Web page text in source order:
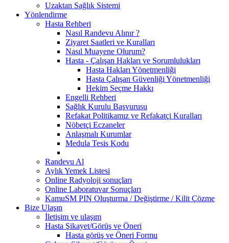
Uzaktan Sağlık Sistemi
Yönlendirme
Hasta Rehberi
Nasıl Randevu Alınır ?
Ziyaret Saatleri ve Kuralları
Nasıl Muayene Olurum?
Hasta - Çalışan Hakları ve Sorumlulukları
Hasta Hakları Yönetmenliği
Hasta Çalışan Güvenliği Yönetmenliği
Hekim Seçme Hakkı
Engelli Rehberi
Sağlık Kurulu Başvurusu
Refakat Politikamız ve Refakatçi Kuralları
Nöbetçi Eczaneler
Anlaşmalı Kurumlar
Medula Tesis Kodu
Randevu Al
Aylık Yemek Listesi
Online Radyoloji sonuçları
Online Laboratuvar Sonuçları
KamuSM PIN Oluşturma / Değiştirme / Kilit Çözme
Bize Ulaşın
İletişim ve ulaşım
Hasta Şikayet/Görüş ve Öneri
Hasta görüş ve Öneri Formu